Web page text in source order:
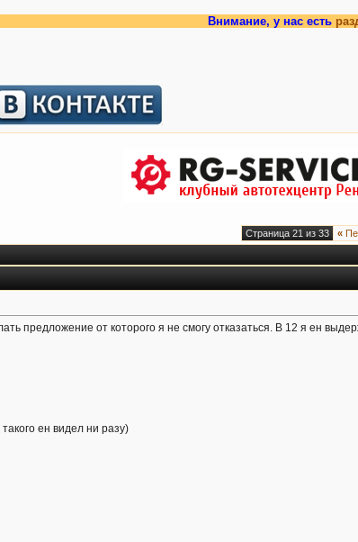
Внимание, у нас естьраздел
Страница 21 из 33 «
предложение от которого я не смогу отказаться. В 12 я ен
ен видел ни разу)